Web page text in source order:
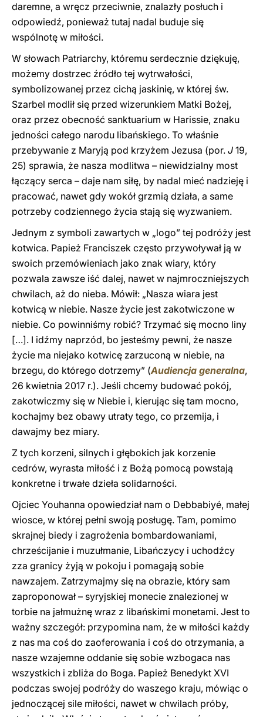
daremne, a wręcz przeciwnie, znalazły posłuch i
odpowiedź, ponieważ tutaj nadal buduje się
wspólnotę w miłości.
W słowach Patriarchy, któremu serdecznie dziękuję,
możemy dostrzec źródło tej wytrwałości,
symbolizowanej przez cichą jaskinię, w której św.
Szarbel modlił się przed wizerunkiem Matki Bożej,
oraz przez obecność sanktuarium w Harissie, znaku
jedności całego narodu libańskiego. To właśnie
przebywanie z Maryją pod krzyżem Jezusa (por. J 19,
25) sprawia, że nasza modlitwa – niewidzialny most
łączący serca – daje nam siłę, by nadal mieć nadzieję i
pracować, nawet gdy wokół grzmią działa, a same
potrzeby codziennego życia stają się wyzwaniem.
Jednym z symboli zawartych w „logo” tej podróży jest
kotwica. Papież Franciszek często przywoływał ją w
swoich przemówieniach jako znak wiary, który
pozwala zawsze iść dalej, nawet w najmroczniejszych
chwilach, aż do nieba. Mówił: „Nasza wiara jest
kotwicą w niebie. Nasze życie jest zakotwiczone w
niebie. Co powinniśmy robić? Trzymać się mocno liny
[…]. I idźmy naprzód, bo jesteśmy pewni, że nasze
życie ma niejako kotwicę zarzuconą w niebie, na
brzegu, do którego dotrzemy” (Audiencja generalna,
26 kwietnia 2017 r.). Jeśli chcemy budować pokój,
zakotwiczmy się w Niebie i, kierując się tam mocno,
kochajmy bez obawy utraty tego, co przemija, i
dawajmy bez miary.
Z tych korzeni, silnych i głębokich jak korzenie
cedrów, wyrasta miłość i z Bożą pomocą powstają
konkretne i trwałe dzieła solidarności.
Ojciec Youhanna opowiedział nam o Debbabiyé, małej
wiosce, w której pełni swoją posługę. Tam, pomimo
skrajnej biedy i zagrożenia bombardowaniami,
chrześcijanie i muzułmanie, Libańczycy i uchodźcy
zza granicy żyją w pokoju i pomagają sobie
nawzajem. Zatrzymajmy się na obrazie, który sam
zaproponował – syryjskiej monecie znalezionej w
torbie na jałmużnę wraz z libańskimi monetami. Jest to
ważny szczegół: przypomina nam, że w miłości każdy
z nas ma coś do zaoferowania i coś do otrzymania, a
nasze wzajemne oddanie się sobie wzbogaca nas
wszystkich i zbliża do Boga. Papież Benedykt XVI
podczas swojej podróży do waszego kraju, mówiąc o
jednoczącej sile miłości, nawet w chwilach próby,